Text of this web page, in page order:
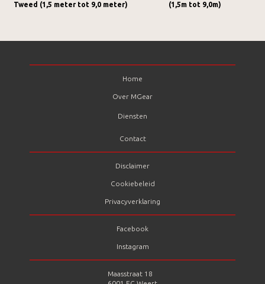
Tweed (1,5 meter tot 9,0 meter)
(1,5m tot 9,0m)
Home
Over MGear
Diensten
Contact
Disclaimer
Cookiebeleid
Privacyverklaring
Facebook
Instagram
Maasstraat 18